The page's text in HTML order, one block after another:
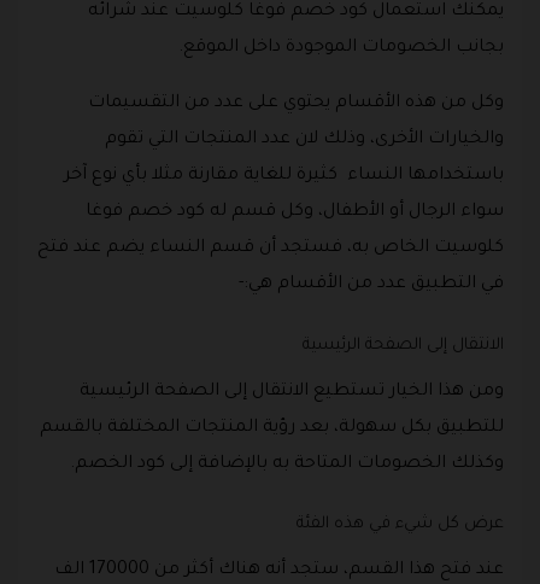
يمكنك استعمال كود خصم فوغا كلوسيت عند شرائه
بجانب الخصومات الموجودة داخل الموقع.
وكل من هذه الأقسام يحتوي على عدد من التقسيمات
والخيارات الأخرى، وذلك لان عدد المنتجات التي تقوم
باستخدامها النساء كثيرة للغاية مقارنة مثلا بأي نوع آخر
سواء الرجال أو الأطفال، وكل قسم له كود خصم فوغا
كلوسيت الخاص به، فستجد أن قسم النساء يضم عند فتح
في التطبيق عدد من الأقسام هي:-
الانتقال إلى الصفحة الرئيسية
ومن هذا الخيار تستطيع الانتقال إلى الصفحة الرئيسية
للتطبيق بكل سهولة، بعد رؤية المنتجات المختلفة بالقسم
وكذلك الخصومات المتاحة به بالإضافة إلى كود الخصم.
عرض كل شيء في هذه الفئة
عند فتح هذا القسم، ستجد أنه هناك أكثر من 170000 الف